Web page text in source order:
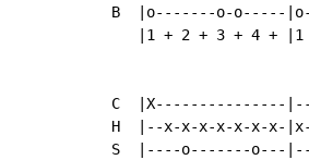
B  |o-------o-o-----
|1 + 2 + 3 + 4 + |1
C  |X---------------
H  |--x-x-x-x-x-x-x-
S  |----o-------o---